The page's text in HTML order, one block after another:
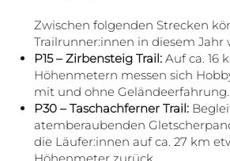
Zwischen folgenden Strecken
Trailrunner:innen in diesem Jahr
P15 – Zirbensteig Trail: Auf ca. 16
Höhenmetern messen sich
mit und ohne Geländeerfahrung.
P30 – Taschachferner Trail:
atemberaubenden
die Läufer:innen auf ca. 27 km